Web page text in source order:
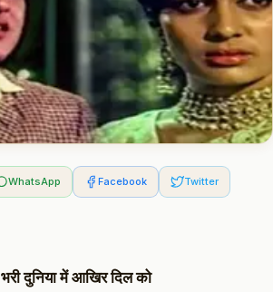
WhatsApp Facebook Twitter
भरी दुनिया में आखिर दिल को